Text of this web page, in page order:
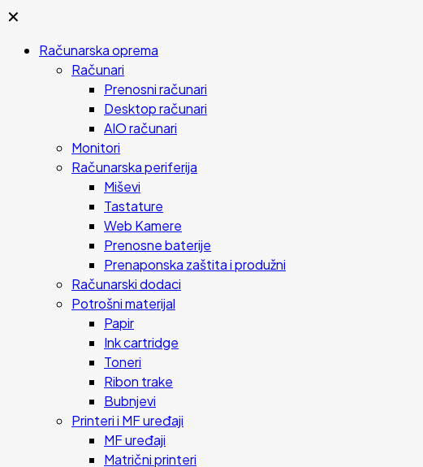
✕
Računarska oprema
Računari
Prenosni računari
Desktop računari
AIO računari
Monitori
Računarska periferija
Miševi
Tastature
Web Kamere
Prenosne baterije
Prenaponska zaštita i produžni
Računarski dodaci
Potrošni materijal
Papir
Ink cartridge
Toneri
Ribon trake
Bubnjevi
Printeri i MF uređaji
MF uređaji
Matrični printeri